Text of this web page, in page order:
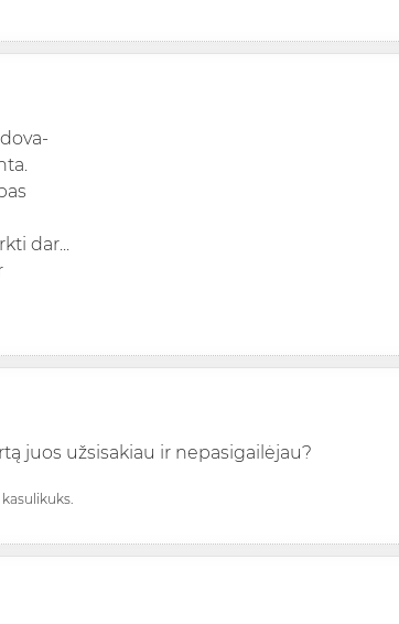
dar...
juos užsisakiau ir nepasigailėjau?